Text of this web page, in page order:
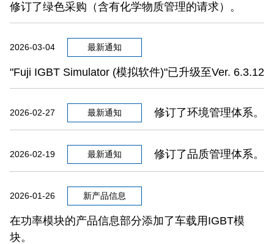
修订了绿色采购（含有化学物质管理的请求）。
2026-03-04 最新通知
"Fuji IGBT Simulator (模拟软件)"已升级至Ver. 6.3.12
2026-02-27 最新通知 修订了环境管理体系。
2026-02-19 最新通知 修订了品质管理体系。
2026-01-26 新产品信息
在功率模块的产品信息部分添加了车载用IGBT模
块。